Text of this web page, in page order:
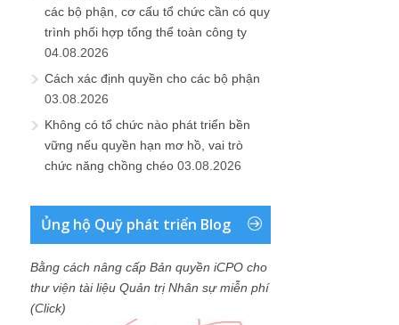
các bộ phận, cơ cấu tổ chức cần có quy
trình phối hợp tổng thể toàn công ty
04.08.2026
Cách xác định quyền cho các bộ phận
03.08.2026
Không có tổ chức nào phát triển bền
vững nếu quyền hạn mơ hồ, vai trò
chức năng chồng chéo 03.08.2026
Ủng hộ Quỹ phát triển Blog
Bằng cách nâng cấp Bản quyền iCPO cho
thư viện tài liệu Quản trị Nhân sự miễn phí
(Click)